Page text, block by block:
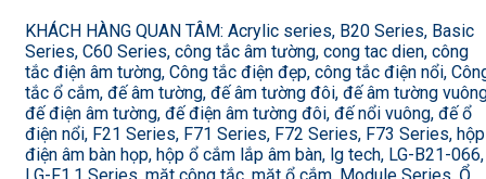
KHÁCH HÀNG QUAN TÂM: Acrylic series, B20 Series, Basic
Series, C60 Series, công tắc âm tường, cong tac dien, công
tắc điện âm tường, Công tắc điện đẹp, công tắc điện nổi,
tắc ổ cắm, đế âm tường, đế âm tường đôi, đế âm tường
đế điện âm tường, đế điện âm tường đôi, đế nổi vuông, đế ổ
điện nổi, F21 Series, F71 Series, F72 Series, F73 Series, hộp
điện âm bàn họp, hộp ổ cắm lắp âm bàn, lg tech, LG-B21-066,
LG-F1.1 Series, mặt công tắc, mặt ổ cắm, Module Series, Ổ